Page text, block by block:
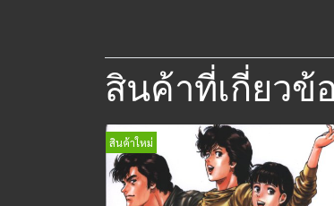
สินค้าที่เกี่ยวข้
สินค้าใหม่